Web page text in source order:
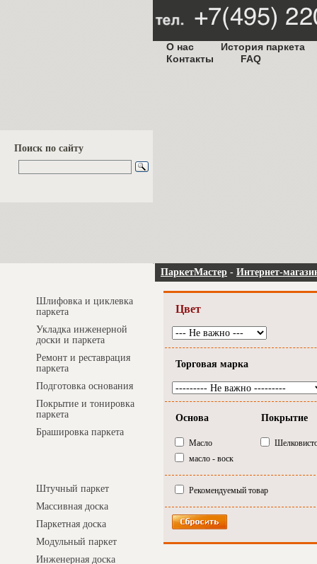
Поиск по сайту
О нас
История паркета
Контакты
FAQ
Шлифовка и циклевка
паркета
Укладка инженерной
доски и паркета
Ремонт и реставрация
паркета
Подготовка основания
Покрытие и тонировка
паркета
Брашировка паркета
Штучный паркет
Массивная доска
Паркетная доска
Модульный паркет
Инженерная доска
ПаркетМастер - Интернет-
Цвет
Торговая марка
Основа
Масло
масло - воск
Покрытие
Рекомендуемый товар